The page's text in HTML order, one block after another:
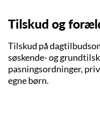
Tilskud og
Tilskud på
søskende- og
pasningsordninger,
egne børn.